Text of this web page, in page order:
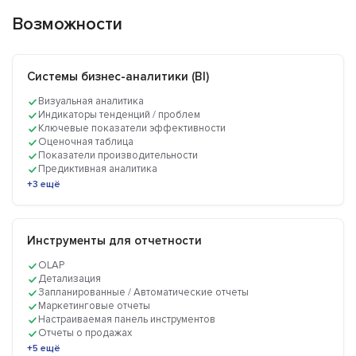
Возможности
Системы бизнес-аналитики (BI)
Визуальная аналитика
Индикаторы тенденций / проблем
Ключевые показатели эффективности
Оценочная таблица
Показатели производительности
Предиктивная аналитика
+3 ещё
Инструменты для отчетности
OLAP
Детализация
Запланированные / Автоматические отчеты
Маркетинговые отчеты
Настраиваемая панель инструментов
Отчеты о продажах
+5 ещё